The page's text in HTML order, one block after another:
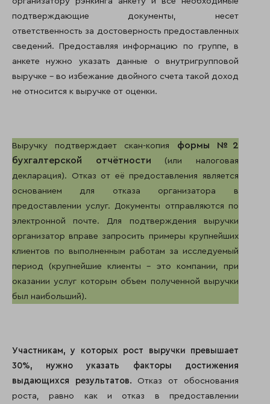
подтверждающие документы, несет
ответственность за достоверность предоставленных
сведений. Предоставляя информацию по группе, в
анкете нужно указать данные о внутригрупповой
выручке – во избежание двойного счета такой доход
не относится к выручке от оценки.
Выручку подтверждает скан-копия формы №2
бухгалтерской отчётности (или налоговая
декларация). Отказ от её предоставления является
основанием для отказа организатора в
предоставлении услуг. Документы отправляются по
электронной почте. Для подтверждения выручки
организатор вправе запросить примеры крупнейших
клиентов по выполненным работам за исследуемый
период (крупнейшие клиенты – это компании, при
оказании услуг которым объем полученной выручки
был наибольший).
Участникам, у которых рост выручки превышает
30%, нужно указать факторы достижения
выдающихся результатов. Отказ от обоснования
роста, равно как и отказ в предоставлении